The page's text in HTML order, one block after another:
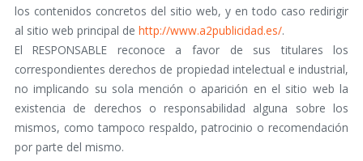
los contenidos concretos del sitio web, y en todo caso redirigir
al sitio web principal de http://www.a2publicidad.es/.
El RESPONSABLE reconoce a favor de sus titulares los
correspondientes derechos de propiedad intelectual e industrial,
no implicando su sola mención o aparición en el sitio web la
existencia de derechos o responsabilidad alguna sobre los
mismos, como tampoco respaldo, patrocinio o recomendación
por parte del mismo.